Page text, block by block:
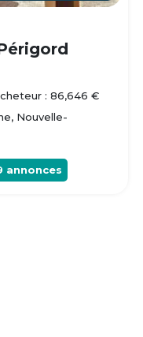
: 86,646 €
Nouvelle-
annonces